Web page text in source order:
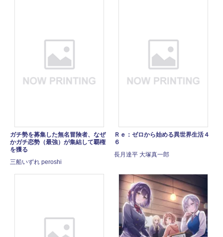
ガチ勢を募集した無名冒険者、なぜ
かガチ恋勢（最強）が集結して覇権
を獲る
三船いずれ peroshi
Ｒｅ：ゼロから始める異世界生活４
６
長月達平 大塚真一郎